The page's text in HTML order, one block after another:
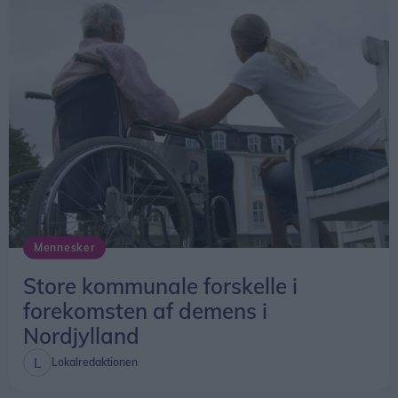
Klokken 20 er der gratis koncert med Klumben &
Raske Penge.
Hele dagen vil der desuden være live painting og
musik fra DJs Devious og Lefthandright.
Slutter med loppemarked
Søndag 16. august bliver tempoet skruet lidt ned,
når festivalens sidste dag står i loppemarkedets
tegn.Mennesker
Store kommunale forskelle i
forekomsten af demens i
Nordjylland
Lokalredaktionen